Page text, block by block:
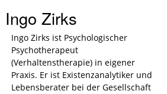
Ingo Zirks
Ingo Zirks ist Psychologischer
Psychotherapeut
(Verhaltenstherapie) in eigener
Praxis. Er ist Existenzanalytiker und
Lebensberater bei der Gesellschaft